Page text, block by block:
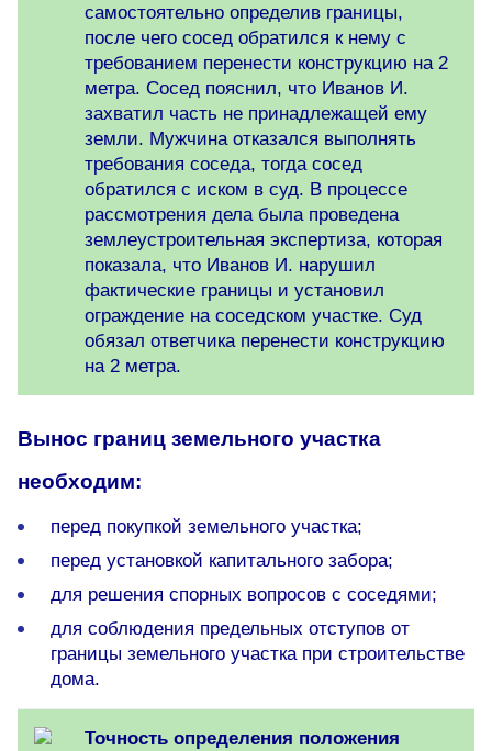
самостоятельно определив границы,
после чего сосед обратился к нему с
требованием перенести конструкцию на 2
метра. Сосед пояснил, что Иванов И.
захватил часть не принадлежащей ему
земли. Мужчина отказался выполнять
требования соседа, тогда сосед
обратился с иском в суд. В процессе
рассмотрения дела была проведена
землеустроительная экспертиза, которая
показала, что Иванов И. нарушил
фактические границы и установил
ограждение на соседском участке. Суд
обязал ответчика перенести конструкцию
на 2 метра.
Вынос границ земельного участка
необходим:
перед покупкой земельного участка;
перед установкой капитального забора;
для решения спорных вопросов с соседями;
для соблюдения предельных отступов от
границы земельного участка при строительстве
дома.
Точность определения положения